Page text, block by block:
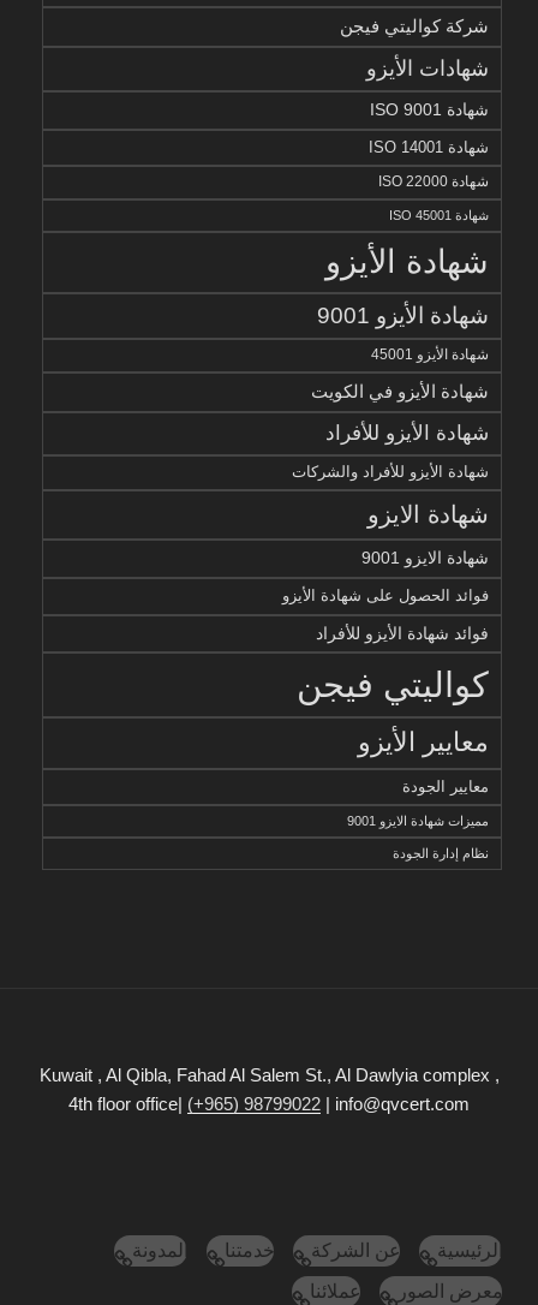
شركة كواليتي فيجن
شهادات الأيزو
شهادة ISO 9001
شهادة ISO 14001
شهادة ISO 22000
شهادة ISO 45001
شهادة الأيزو
شهادة الأيزو 9001
شهادة الأيزو 45001
شهادة الأيزو في الكويت
شهادة الأيزو للأفراد
شهادة الأيزو للأفراد والشركات
شهادة الايزو
شهادة الايزو 9001
فوائد الحصول على شهادة الأيزو
فوائد شهادة الأيزو للأفراد
كواليتي فيجن
معايير الأيزو
معايير الجودة
مميزات شهادة الايزو 9001
نظام إدارة الجودة
Kuwait , Al Qibla, Fahad Al Salem St., Al Dawlyia complex ,
4th floor office| (+965) 98799022 | info@qvcert.com
الرئيسية عن الشركة خدمتنا
المدونة
معرض الصور
عملائنا